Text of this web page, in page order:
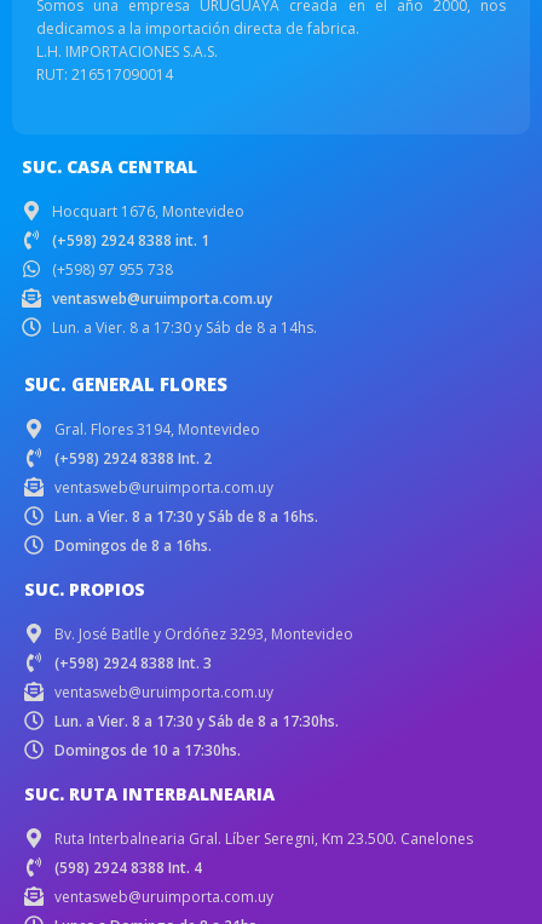
Somos una empresa URUGUAYA creada en el año 2000, nos
dedicamos a la importación directa de fabrica.
L.H. IMPORTACIONES S.A.S.
RUT: 216517090014
SUC. CASA CENTRAL
Hocquart 1676, Montevideo
(+598) 2924 8388 int. 1
(+598) 97 955 738
ventasweb@uruimporta.com.uy
Lun. a Vier. 8 a 17:30 y Sáb de 8 a 14hs.
SUC. GENERAL FLORES
Gral. Flores 3194, Montevideo
(+598) 2924 8388 Int. 2
ventasweb@uruimporta.com.uy
Lun. a Vier. 8 a 17:30 y Sáb de 8 a 16hs.
Domingos de 8 a 16hs.
SUC. PROPIOS
Bv. José Batlle y Ordóñez 3293, Montevideo
(+598) 2924 8388 Int. 3
ventasweb@uruimporta.com.uy
Lun. a Vier. 8 a 17:30 y Sáb de 8 a 17:30hs.
Domingos de 10 a 17:30hs.
SUC. RUTA INTERBALNEARIA
Ruta Interbalnearia Gral. Líber Seregni, Km 23.500. Canelones
(598) 2924 8388 Int. 4
ventasweb@uruimporta.com.uy